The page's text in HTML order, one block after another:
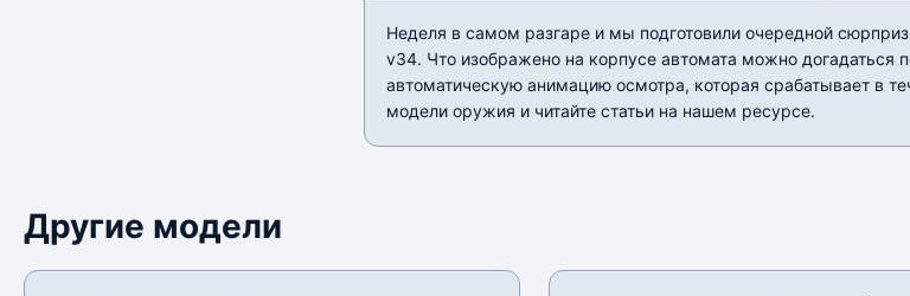
Неделя в самом разгаре и мы подготовили очередной
v34. Что изображено на корпусе автомата можно догадаться
автоматическую анимацию осмотра, которая срабатывает в
модели оружия и читайте статьи на нашем ресурсе.
Другие модели